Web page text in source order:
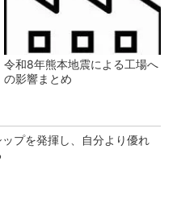
令和8年熊本地震による工場へ
の影響まとめ
プを発揮し、自分より優れ